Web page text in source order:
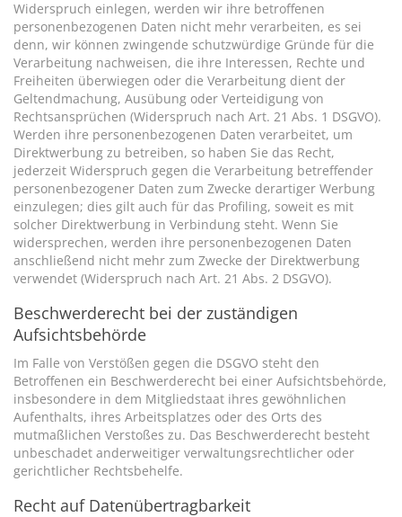
Widerspruch einlegen, werden wir ihre betroffenen
personenbezogenen Daten nicht mehr verarbeiten, es sei
denn, wir können zwingende schutzwürdige Gründe für die
Verarbeitung nachweisen, die ihre Interessen, Rechte und
Freiheiten überwiegen oder die Verarbeitung dient der
Geltendmachung, Ausübung oder Verteidigung von
Rechtsansprüchen (Widerspruch nach Art. 21 Abs. 1 DSGVO).
Werden ihre personenbezogenen Daten verarbeitet, um
Direktwerbung zu betreiben, so haben Sie das Recht,
jederzeit Widerspruch gegen die Verarbeitung betreffender
personenbezogener Daten zum Zwecke derartiger Werbung
einzulegen; dies gilt auch für das Profiling, soweit es mit
solcher Direktwerbung in Verbindung steht. Wenn Sie
widersprechen, werden ihre personenbezogenen Daten
anschließend nicht mehr zum Zwecke der Direktwerbung
verwendet (Widerspruch nach Art. 21 Abs. 2 DSGVO).
Beschwerderecht bei der zuständigen
Aufsichtsbehörde
Im Falle von Verstößen gegen die DSGVO steht den
Betroffenen ein Beschwerderecht bei einer Aufsichtsbehörde,
insbesondere in dem Mitgliedstaat ihres gewöhnlichen
Aufenthalts, ihres Arbeitsplatzes oder des Orts des
mutmaßlichen Verstoßes zu. Das Beschwerderecht besteht
unbeschadet anderweitiger verwaltungsrechtlicher oder
gerichtlicher Rechtsbehelfe.
Recht auf Datenübertragbarkeit